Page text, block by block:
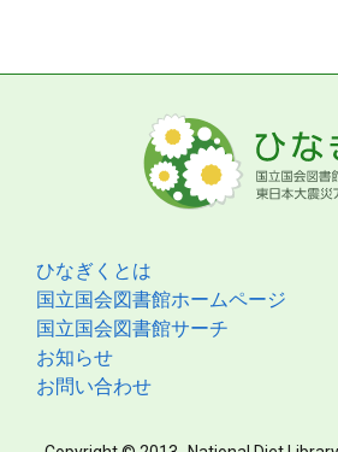
ひなぎくとは
国立国会図書館ホームページ
国立国会図書館サーチ
お知らせ
お問い合わせ